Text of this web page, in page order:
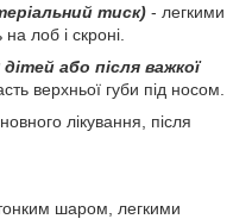
тиск) - легкими
лоб і скроні.
або після важкої
верхньої губи під носом.
лікування, після
шаром, легкими